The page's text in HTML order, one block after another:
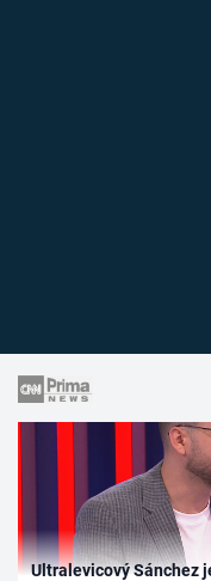
Ultralevicový Sánchez